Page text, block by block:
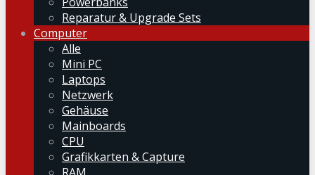
Reparatur & Upgrade Sets
Computer
Alle
Mini PC
Laptops
Netzwerk
Gehäuse
Mainboards
CPU
Grafikkarten & Capture